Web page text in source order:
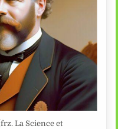
La Science et